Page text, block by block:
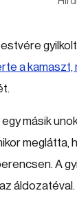
a
másik
meglátta,
A